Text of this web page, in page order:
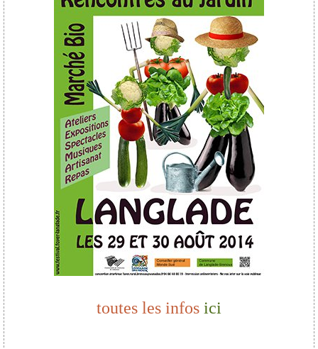
toutes les infos ici